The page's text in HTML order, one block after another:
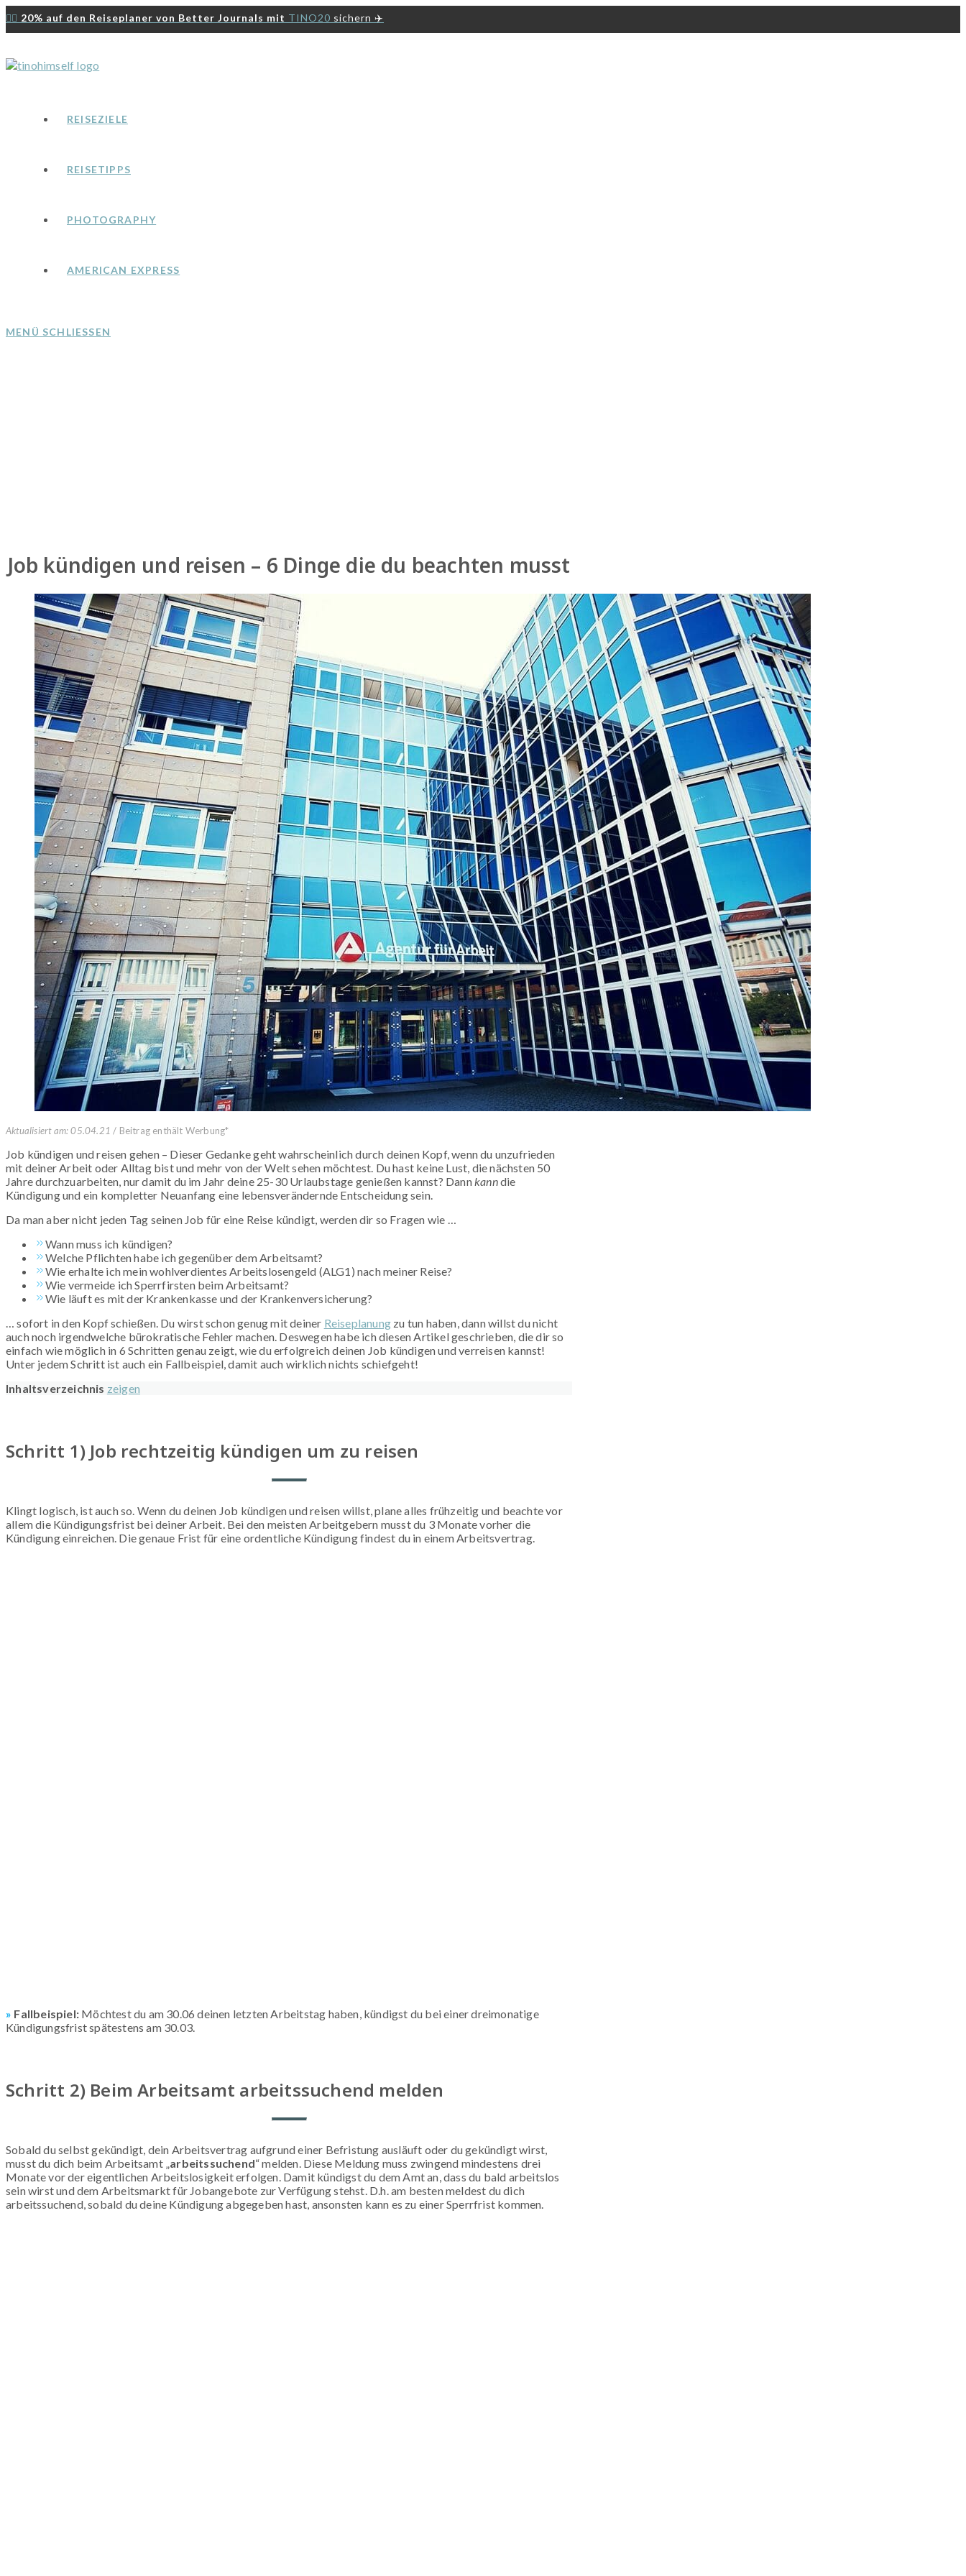
Zum
Inhalt
👉🏻 20% auf den Reiseplaner von Better Journals mit TINO20 sichern ✈️
REISEZIELE
REISETIPPS
PHOTOGRAPHY
AMERICAN EXPRESS
MENÜ SCHLIESSEN
Job kündigen und reisen – 6 Dinge die du beachten musst
Aktualisiert am: 05.04.21 / Beitrag enthält Werbung*
Job kündigen und reisen gehen – Dieser Gedanke geht wahrscheinlich durch deinen Kopf, wenn du unzufrieden
mit deiner Arbeit oder Alltag bist und mehr von der Welt sehen möchtest. Du hast keine Lust, die nächsten 50
Jahre durchzuarbeiten, nur damit du im Jahr deine 25-30 Urlaubstage genießen kannst? Dannkanndie
Kündigung und ein kompletter Neuanfang eine lebensverändernde Entscheidung sein.
Da man aber nicht jeden Tag seinen Job für eine Reise kündigt, werden dir so Fragen wie …
Wann muss ich kündigen?
Welche Pflichten habe ich gegenüber dem Arbeitsamt?
Wie erhalte ich mein wohlverdientes Arbeitslosengeld (ALG1) nach meiner Reise?
Wie vermeide ich Sperrfirsten beim Arbeitsamt?
Wie läuft es mit der Krankenkasse und der Krankenversicherung?
… sofort in den Kopf schießen. Du wirst schon genug mit deiner Reiseplanung zu tun haben, dann willst du nicht
auch noch irgendwelche bürokratische Fehler machen. Deswegen habe ich diesen Artikel geschrieben, die dir so
einfach wie möglich in 6 Schritten genau zeigt, wie du erfolgreich deinen Job kündigen und verreisen kannst!
Unter jedem Schritt ist auch ein Fallbeispiel, damit auch wirklich nichts schiefgeht!
Inhaltsverzeichnis zeigen
Schritt 1) Job rechtzeitig kündigen um zu reisen
Klingt logisch, ist auch so. Wenn du deinen Job kündigen und reisen willst, plane alles frühzeitig und beachte vor
allem die Kündigungsfrist bei deiner Arbeit. Bei den meisten Arbeitgebern musst du 3 Monate vorher die
Kündigung einreichen. Die genaue Frist für eine ordentliche Kündigung findest du in einem Arbeitsvertrag.
» Fallbeispiel: Möchtest du am 30.06 deinen letzten Arbeitstag haben, kündigst du bei einer dreimonatige
Kündigungsfrist spätestens am 30.03.
Schritt 2) Beim Arbeitsamt arbeitssuchend melden
Sobald du selbst gekündigt, dein Arbeitsvertrag aufgrund einer Befristung ausläuft oder du gekündigt wirst,
musst du dich beim Arbeitsamt „arbeitssuchend“ melden. Diese Meldung muss zwingend mindestens drei
Monate vor der eigentlichen Arbeitslosigkeit erfolgen. Damit kündigst du dem Amt an, dass du bald arbeitslos
sein wirst und dem Arbeitsmarkt für Jobangebote zur Verfügung stehst. D.h. am besten meldest du dich
arbeitssuchend, sobald du deine Kündigung abgegeben hast, ansonsten kann es zu einer Sperrfrist kommen.